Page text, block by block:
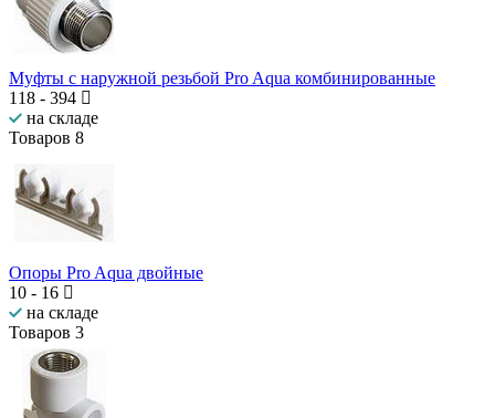
Муфты с наружной резьбой Pro Aqua комбинированные
118 - 394
на складе
Товаров 8
Опоры Pro Aqua двойные
10 - 16
на складе
Товаров 3